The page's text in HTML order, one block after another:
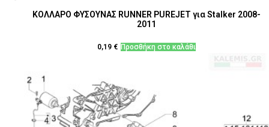
ΚΟΛΛΑΡΟ ΦΥΣΟΥΝΑΣ RUNNER PUREJET για Stalker 2008-
2011
0,19 € Προσθήκη στο καλάθι